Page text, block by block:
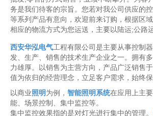
务是我们待客的宗旨。您若对我公司供应的
等系列产品有意向，欢迎前来订购，根据区
相应的物流方式为您运送，主要以陆运;公路
西安华泓电气工程有限公司是主要从事控制
发、生产、销售的技术生产企业之一。拥有
力雄厚。以销售为主营方向，产品广泛销售
值为依归的经营理念，立足客户需求，始终保
以商业照明为例， 智能照明系统在应用上主
能、场景控制、集中监控等。
集中监控效果指的是对灯光进行集中的管理。